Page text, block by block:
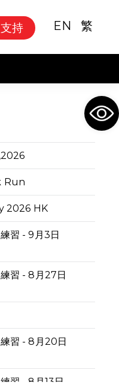
持 EN 繁
2026
Run
2026 HK
習 - 9月3日
習 - 8月27日
習 - 8月20日
習 - 8月13日